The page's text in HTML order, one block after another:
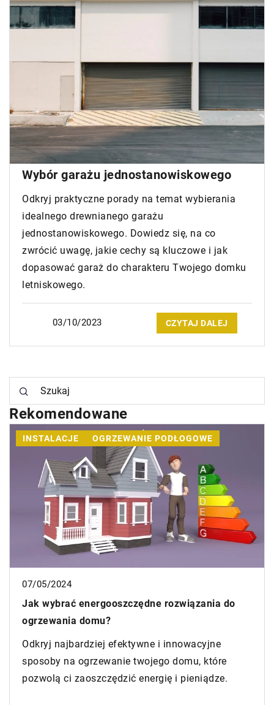
Wybór garażu jednostanowiskowego
Odkryj praktyczne porady na temat wybierania
idealnego drewnianego garażu
jednostanowiskowego. Dowiedz się, na co
zwrócić uwagę, jakie cechy są kluczowe i jak
dopasować garaż do charakteru Twojego domku
letniskowego.
03/10/2023 CZYTAJ DALEJ
Rekomendowane
INSTALACJE OGRZEWANIE PODŁOGOWE
07/05/2024
Jak wybrać energooszczędne rozwiązania do
ogrzewania domu?
Odkryj najbardziej efektywne i innowacyjne
sposoby na ogrzewanie twojego domu, które
pozwolą ci zaoszczędzić energię i pieniądze.